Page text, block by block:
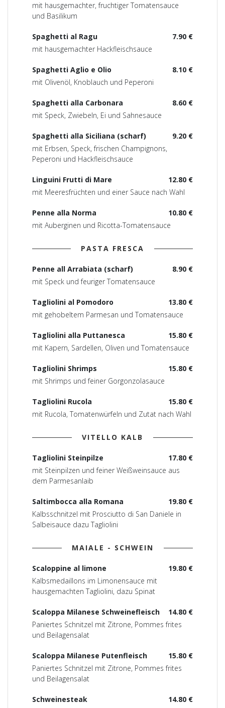
mit hausgemachter, fruchtiger Tomatensauce
und Basilikum
7.90 €
Spaghetti al Ragu
mit hausgemachter Hackfleischsauce
8.10 €
Spaghetti Aglio e Olio
mit Olivenöl, Knoblauch und Peperoni
8.60 €
Spaghetti alla Carbonara
mit Speck, Zwiebeln, Ei und Sahnesauce
9.20 €
Spaghetti alla Siciliana (scharf)
mit Erbsen, Speck, frischen Champignons,
Peperoni und Hackfleischsauce
12.80 €
Linguini Frutti di Mare
mit Meeresfrüchten und einer Sauce nach Wahl
10.80 €
Penne alla Norma
mit Auberginen und Ricotta-Tomatensauce
PASTA FRESCA
8.90 €
Penne all Arrabiata (scharf)
mit Speck und feuriger Tomatensauce
13.80 €
Tagliolini al Pomodoro
mit gehobeltem Parmesan und Tomatensauce
15.80 €
Tagliolini alla Puttanesca
mit Kapern, Sardellen, Oliven und Tomatensauce
15.80 €
Tagliolini Shrimps
mit Shrimps und feiner Gorgonzolasauce
15.80 €
Tagliolini Rucola
mit Rucola, Tomatenwürfeln und Zutat nach Wahl
VITELLO KALB
17.80 €
Tagliolini Steinpilze
mit Steinpilzen und feiner Weißweinsauce aus
dem Parmesanlaib
19.80 €
Saltimbocca alla Romana
Kalbsschnitzel mit Prosciutto di San Daniele in
Salbeisauce dazu Tagliolini
MAIALE - SCHWEIN
19.80 €
Scaloppine al limone
Kalbsmedaillons im Limonensauce mit
hausgemachten Tagliolini, dazu Spinat
14.80 €
Scaloppa Milanese Schweinefleisch
Paniertes Schnitzel mit Zitrone, Pommes frites
und Beilagensalat
15.80 €
Scaloppa Milanese Putenfleisch
Paniertes Schnitzel mit Zitrone, Pommes frites
und Beilagensalat
14.80 €
Schweinesteak